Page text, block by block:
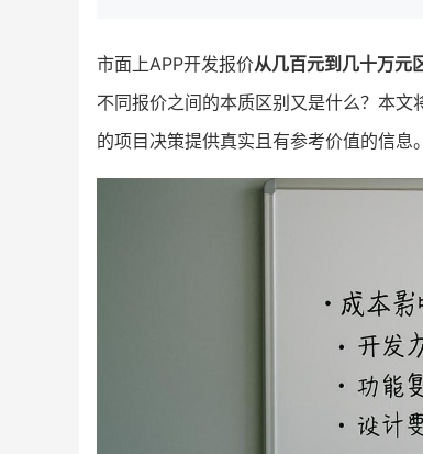
市面上APP开发报价从几百元到几十万元
不同报价之间的本质区别又是什么？本文
的项目决策提供真实且有参考价值的信息。